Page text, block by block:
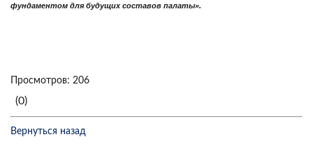
фундаментом для будущих составов палаты».
Просмотров: 206
(0)
Вернуться назад